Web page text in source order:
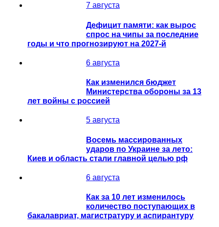
7 августа
Дефицит памяти: как вырос
спрос на чипы за последние
годы и что прогнозируют на 2027-й
6 августа
Как изменился бюджет
Министерства обороны за 13
лет войны с россией
5 августа
Восемь массированных
ударов по Украине за лето:
Киев и область стали главной целью рф
6 августа
Как за 10 лет изменилось
количество поступающих в
бакалавриат, магистратуру и аспирантуру